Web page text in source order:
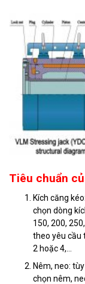
Tiêu chuẩn
Kích căng
chọn dòng
150, 200,
theo yêu cầu
2 hoặc 4,…
Nêm, neo:
chọn nêm,